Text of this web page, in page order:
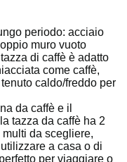
periodo: acciaio
muro vuoto
di caffè è adatto
come caffè,
caldo/freddo per
da caffè e il
tazza da caffè ha 2
da scegliere,
a casa o di
per viaggiare o